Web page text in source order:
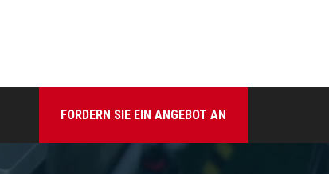
FORDERN SIE EIN ANGEBOT AN